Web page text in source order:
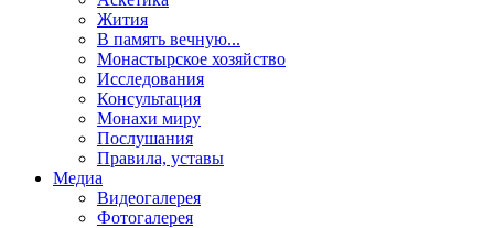
Жития
В память вечную...
Монастырское хозяйство
Исследования
Консультация
Монахи миру
Послушания
Правила, уставы
Медиа
Видеогалерея
Фотогалерея